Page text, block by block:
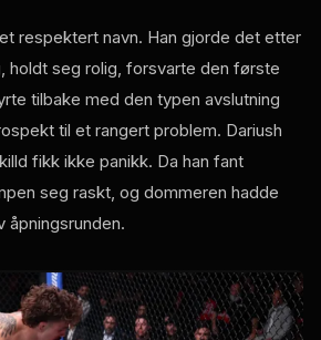
respektert navn. Han gjorde det etter
holdt seg rolig, forsvarte den første
tilbake med den typen avslutning
til et rangert problem. Dariush
fikk ikke panikk. Da han fant
seg raskt, og dommeren hadde
åpningsrunden.